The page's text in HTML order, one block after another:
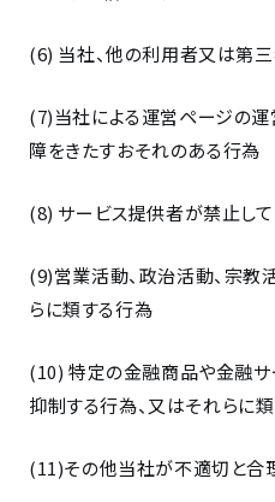
(6) 当社、他の利用者又は第
(7)当社による運営ページの
障をきたすおそれのある行為
(8) サービス提供者が禁止し
(9)営業活動、政治活動、宗教
らに類する行為
(10) 特定の金融商品や金融サ
抑制する行為、又はそれらに
(11)その他当社が不適切と合